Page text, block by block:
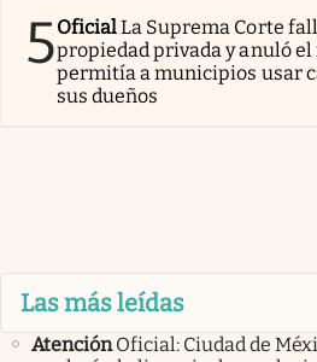
5OficialLa Suprema Corte
propiedad privada y anuló
permitía a municipios usar
sus dueños
Las más leídas
Atención Oficial: Ciudad de